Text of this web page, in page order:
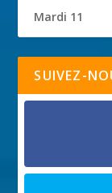
Mardi 11
SUIVEZ-